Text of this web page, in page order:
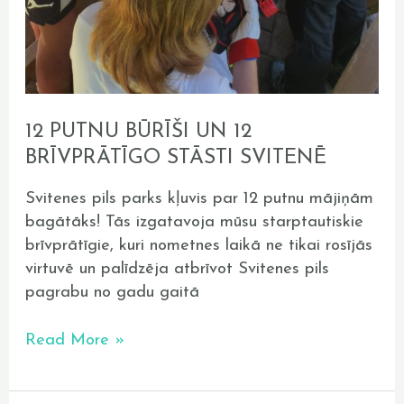
12 PUTNU BŪRĪŠI UN 12
BRĪVPRĀTĪGO STĀSTI SVITENĒ
Svitenes pils parks kļuvis par 12 putnu mājiņām
bagātāks! Tās izgatavoja mūsu starptautiskie
brīvprātīgie, kuri nometnes laikā ne tikai rosījās
virtuvē un palīdzēja atbrīvot Svitenes pils
pagrabu no gadu gaitā
Read More »